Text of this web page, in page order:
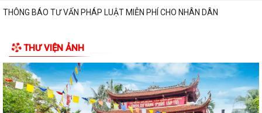
THÔNG BÁO TƯ VẤN PHÁP LUẬT MIỄN PHÍ CHO NHÂN DÂN
THƯ VIỆN ẢNH